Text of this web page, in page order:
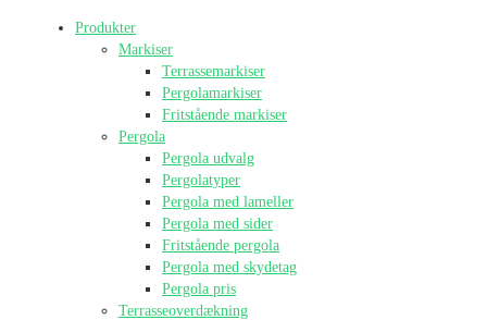
Produkter
Markiser
Terrassemarkiser
Pergolamarkiser
Fritstående markiser
Pergola
Pergola udvalg
Pergolatyper
Pergola med lameller
Pergola med sider
Fritstående pergola
Pergola med skydetag
Pergola pris
Terrasseoverdækning